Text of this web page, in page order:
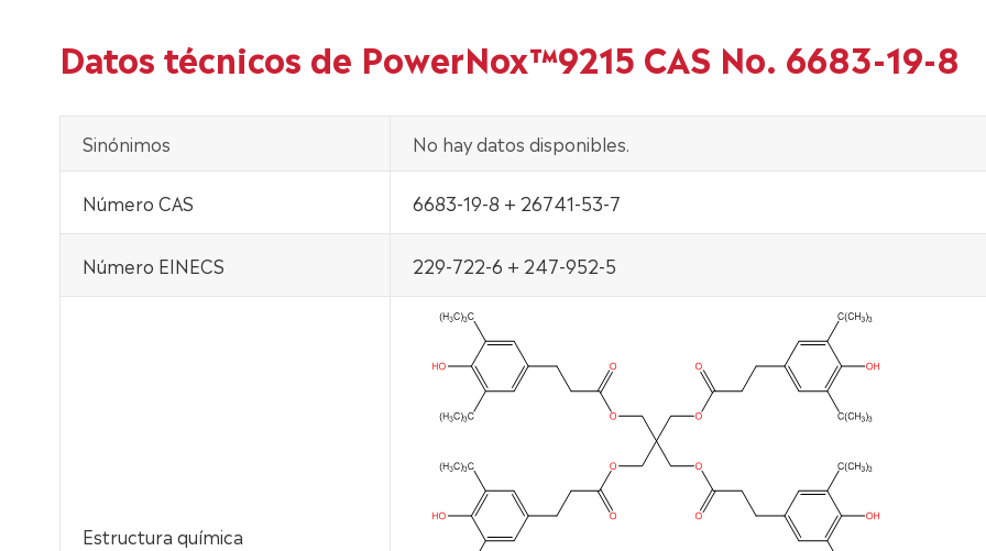
Datos técnicos de PowerNox™9215 CAS No. 6683-19-8
Sinónimos No hay datos disponibles.
Número CAS 6683-19-8 + 26741-53-7
Número EINECS 229-722-6 + 247-952-5
Estructura química